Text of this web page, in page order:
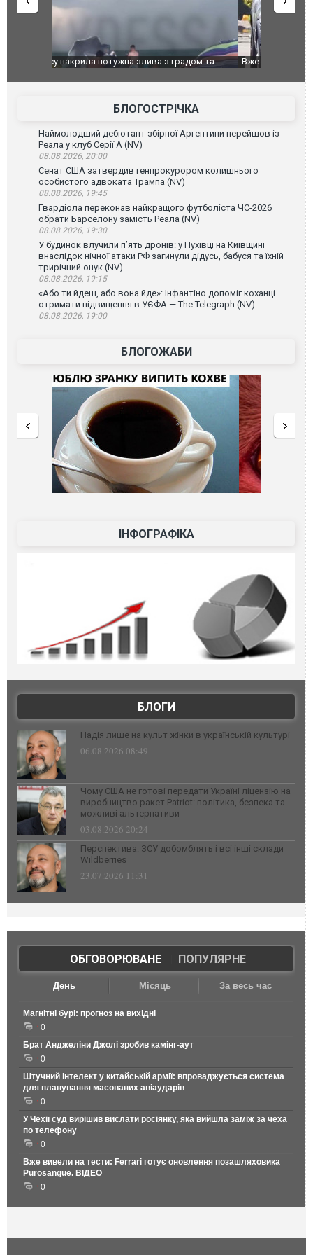
Вже вивели на тести: Ferrari готує оновлення
Вийшов
фільму
БЛОГОСТРІЧКА
Наймолодший дебютант збірної Аргентини перейшов із
Реала у клуб Серії А (NV)
08.08.2026, 20:00
Сенат США затвердив генпрокурором колишнього
особистого адвоката Трампа (NV)
08.08.2026, 19:45
Гвардіола переконав найкращого футболіста ЧС-2026
обрати Барселону замість Реала (NV)
08.08.2026, 19:30
У будинок влучили п’ять дронів: у Пухівці на Київщині
внаслідок нічної атаки РФ загинули дідусь, бабуся та їхній
трирічний онук (NV)
08.08.2026, 19:15
«Або ти йдеш, або вона йде»: Інфантіно допоміг коханці
отримати підвищення в УЄФА — The Telegraph (NV)
08.08.2026, 19:00
БЛОГОЖАБИ
ІНФОГРАФІКА
БЛОГИ
Надія лише на культ жінки в українській культурі
06.08.2026 08:49
Чому США не готові передати Україні ліцензію на
виробництво ракет Patriot: політика, безпека та
можливі альтернативи
03.08.2026 20:24
Перспектива: ЗСУ добомблять і всі інші склади
Wildberries
23.07.2026 11:31
ОБГОВОРЮВАНЕ| ПОПУЛЯРНЕ
День Місяць За весь час
Магнітні бурі: прогноз на вихідні
0
Брат Анджеліни Джолі зробив камінг-аут
0
Штучний інтелект у китайській армії: впроваджується система
для планування масованих авіаударів
0
У Чехії суд вирішив вислати росіянку, яка вийшла заміж за чеха
по телефону
0
Вже вивели на тести: Ferrari готує оновлення позашляховика
Purosangue. ВІДЕО
0